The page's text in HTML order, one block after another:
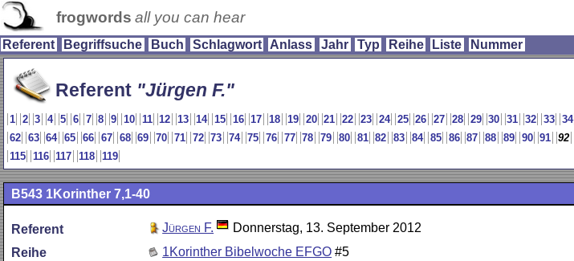
frogwords all you can hear
Referent Begriffsuche Buch Schlagwort Anlass Jahr Typ Reihe Liste Nummer
Referent Jürgen F.
1 2 3 4 5 6 7 8 9 10 11 12 13 14 15 16 17 18 19 20 21 22 23 24 25 26 27 28 29 30 31 32 33 34
62
63 64 65 66 67 68 69 70 71 72 73 74 75 76 77 78 79 80 81 82 83 84 85 86 87 88 89 90 91 92
115
116 117 118 119
B543 1Korinther 7,1-40
Referent Jürgen F.
Donnerstag, 13. September 2012
Reihe
1Korinther Bibelwoche EFGO #5